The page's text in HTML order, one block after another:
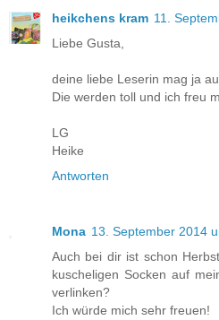
heikchens kram 11.
Liebe Gusta,
deine liebe Leserin mag ja
Die werden toll und ich freu
LG
Heike
Antworten
Mona 13. September 2014
Auch bei dir ist schon
kuscheligen Socken auf
verlinken?
Ich würde mich sehr freuen!